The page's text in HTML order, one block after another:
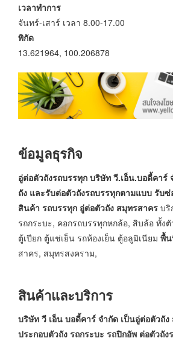
เวลาทำการ
จันทร์-เสาร์ เวลา 8.00-17.00
พิกัด
13.621964, 100.206878
ข้อมูลธุรกิจ
อู่ต่อตัวถังรถบรรทุก บริษัท วี.เอ็น.บอดี้คาร์
ถัง และรับต่อตัวถังรถบรรทุกตามแบบ รับ
สินค้า รถบรรทุก อู่ต่อตัวถัง สมุทรสาคร บริ
รถกระบะ, คอกรถบรรทุกหกล้อ, สิบล้อ ทั้ง
ตู้เปียก ตู้แช่เย็น รถห้องเย็น ตู้อลูมิเนียม พื้น
สาคร, สมุทรสงคราม,
สินค้าและบริการ
บริษัท วี เอ็น บอดี้คาร์ จำกัด เป็นอู่ต่อตัวถั
ประกอบตัวถัง รถกระบะ รถปิกอัพ ต่อตัวถัง